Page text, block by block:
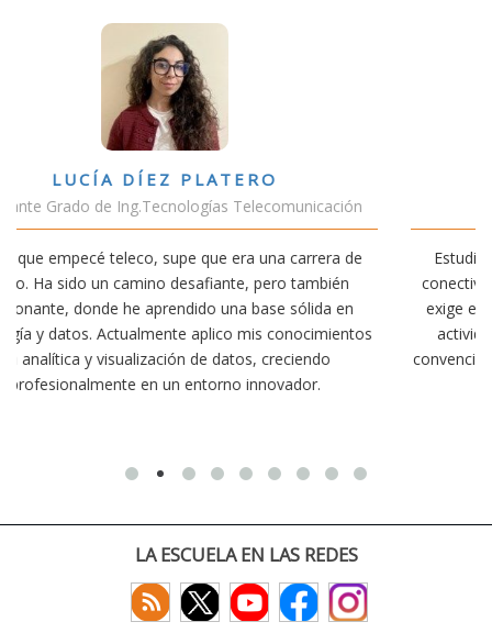
de
VÍCTOR SÁNCHEZ VALENCIA
Estudiante Doble Grado Teleco-ADE
Estudiar teleco me ha permitido comprender cómo la
conectividad afecta nuestra vida diaria. Aunque la carrera
exige esfuerzo, he dedicado parte de mi tiempo a otras
actividades como el salvamento y socorrismo. Estoy
convencido de que elegir teleco ha sido una de las
decisiones que he tomado.
LA ESCUELA EN LAS REDES